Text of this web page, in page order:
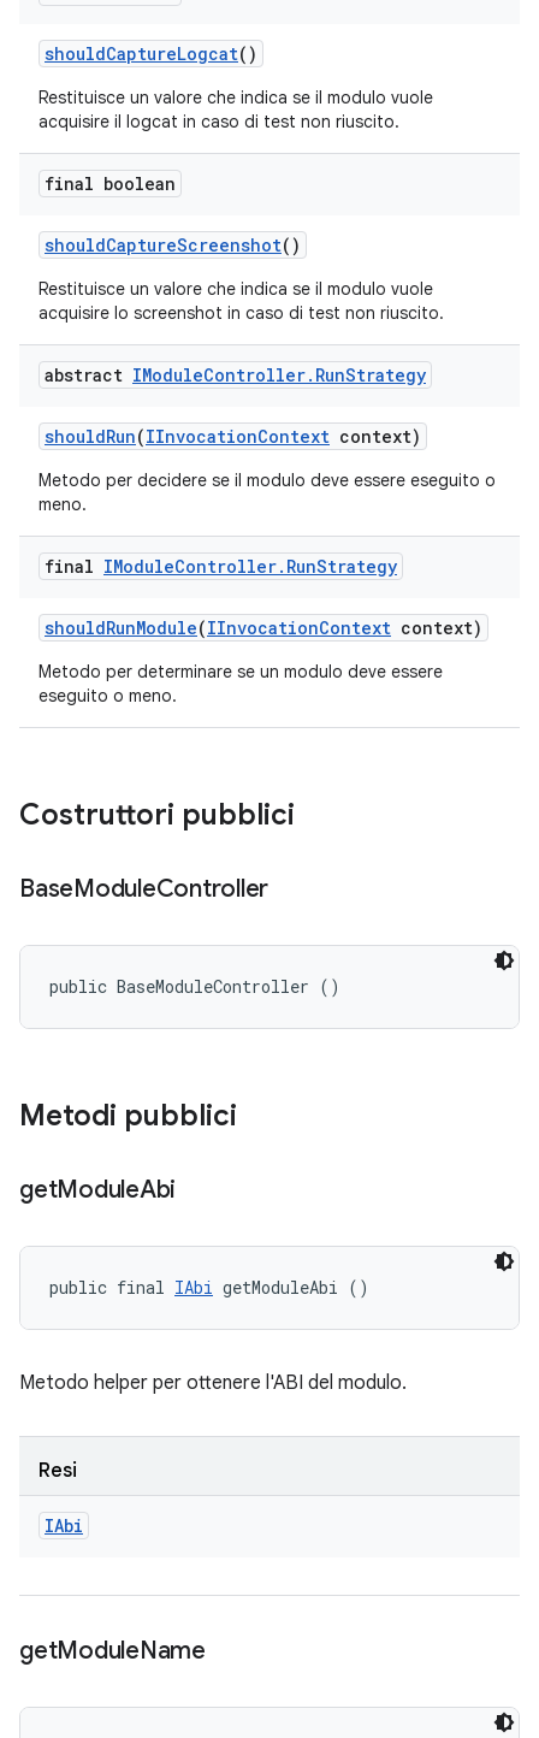
shouldCaptureLogcat()
Restituisce un valore che indica se il modulo vuole
acquisire il logcat in caso di test non riuscito.
final boolean
shouldCaptureScreenshot()
Restituisce un valore che indica se il modulo vuole
acquisire lo screenshot in caso di test non riuscito.
abstract IModuleController. RunStrategy
shouldRun(IInvocationContext context)
Metodo per decidere se il modulo deve essere eseguito o
meno.
final IModuleController. RunStrategy
shouldRunModule(IInvocationContext context)
Metodo per determinare se un modulo deve essere
eseguito o meno.
Costruttori pubblici
BaseModuleController
public BaseModuleController ()
Metodi pubblici
getModuleAbi
public final IAbi getModuleAbi ()
Metodo helper per ottenere l'ABI del modulo.
Resi
IAbi
getModuleName